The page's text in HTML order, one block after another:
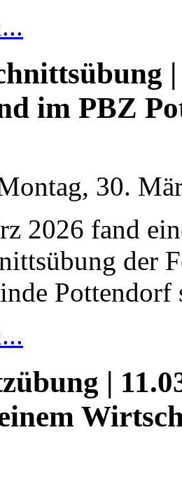
im PBZ
30.
2026 fand
der
|